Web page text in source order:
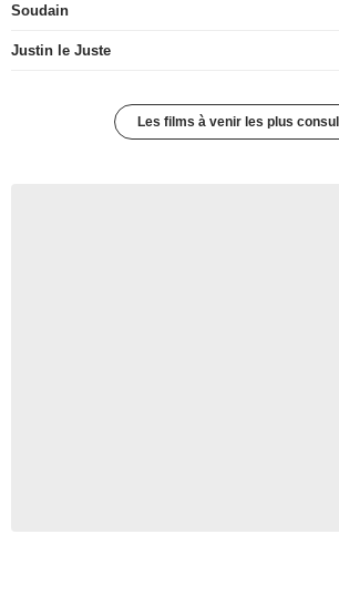
Soudain
Justin le Juste
Les films à venir les plus